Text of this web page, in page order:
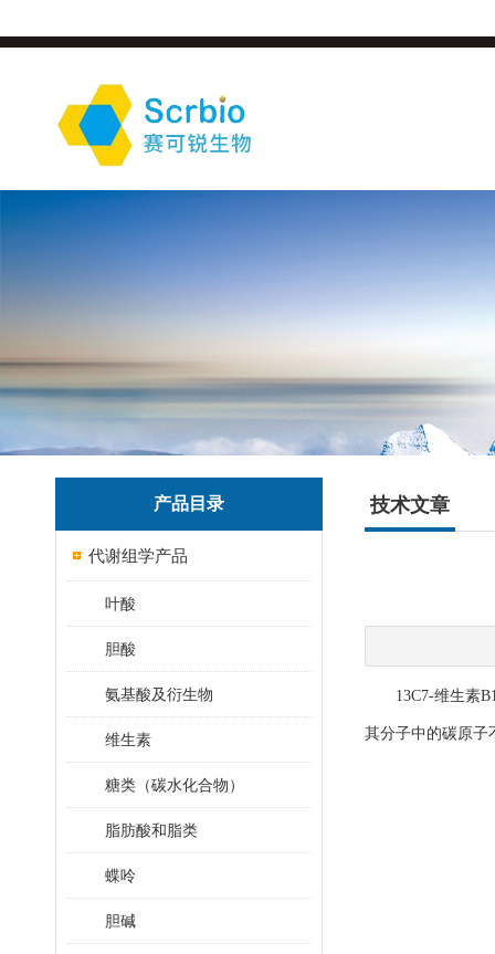
产品目录
代谢组学产品
叶酸
胆酸
氨基酸及衍生物
维生素
糖类（碳水化合物）
脂肪酸和脂类
蝶呤
胆碱
技术文章
13C7-维生素
其分子中的碳原子